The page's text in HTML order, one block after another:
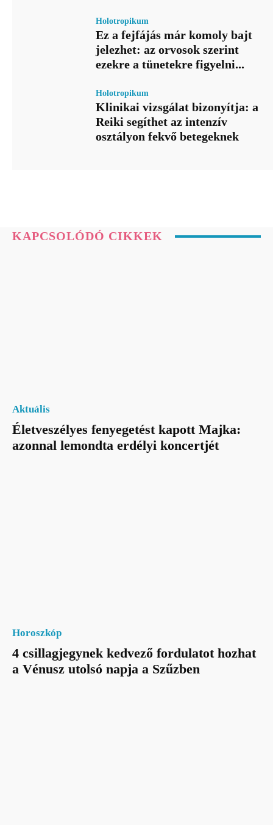
Holotropikum
Ez a fejfájás már komoly bajt
jelezhet: az orvosok szerint
ezekre a tünetekre figyelni...
Holotropikum
Klinikai vizsgálat bizonyítja: a
Reiki segíthet az intenzív
osztályon fekvő betegeknek
KAPCSOLÓDÓ CIKKEK
Aktuális
Életveszélyes fenyegetést kapott Majka:
azonnal lemondta erdélyi koncertjét
Horoszkóp
4 csillagjegynek kedvező fordulatot hozhat
a Vénusz utolsó napja a Szűzben